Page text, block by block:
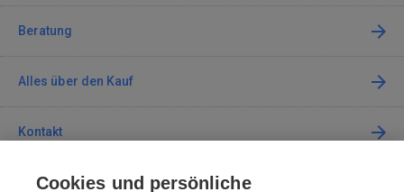
Beratung
Alles über den Kauf
Kontakt
Cookies und persönliche